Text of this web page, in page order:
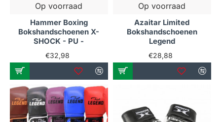
Op voorraad
Hammer Boxing
Bokshandschoenen X-
SHOCK - PU -
€32,98
Op voorraad
Azaitar Limited
Bokshandschoenen
Legend
€28,88